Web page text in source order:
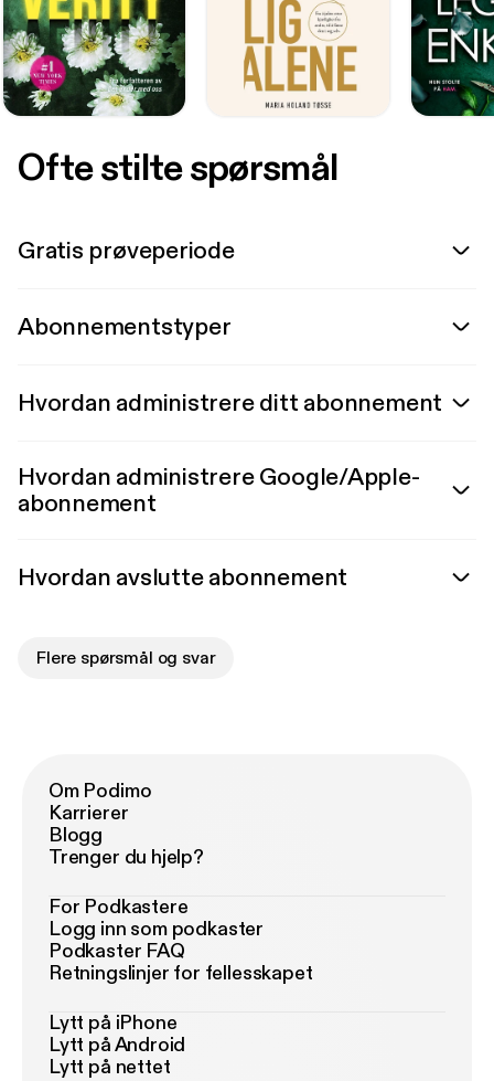
Ofte stilte spørsmål
Gratis prøveperiode
Abonnementstyper
Hvordan administrere ditt abonnement
Hvordan administrere Google/Apple-
abonnement
Hvordan avslutte abonnement
Flere spørsmål og svar
Om Podimo
Karrierer
Blogg
Trenger du hjelp?
For Podkastere
Logg inn som podkaster
Podkaster FAQ
Retningslinjer for fellesskapet
Lytt på iPhone
Lytt på Android
Lytt på nettet